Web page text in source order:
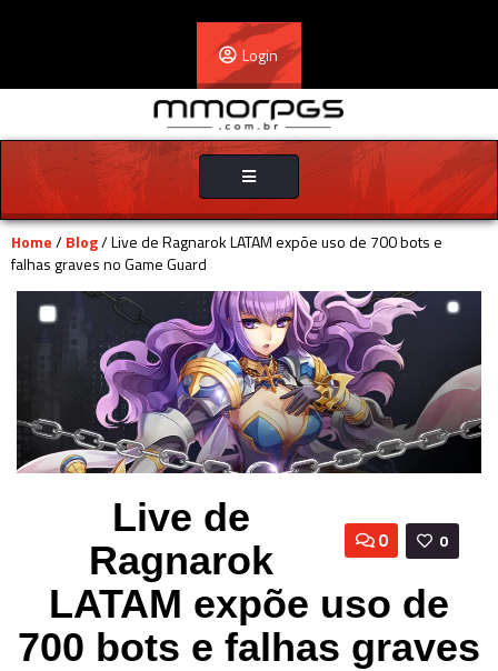
Login
Toggle
navigation
Home/Blog/ Live de Ragnarok LATAM expõe uso de 700 bots e
falhas graves no Game Guard
0
0
Live de
Ragnarok
LATAM expõe uso de
700 bots e falhas graves